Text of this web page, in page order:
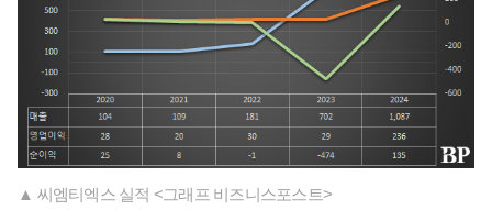
▲ 씨엠티엑스 실적 <그래프 비즈니스포스트>